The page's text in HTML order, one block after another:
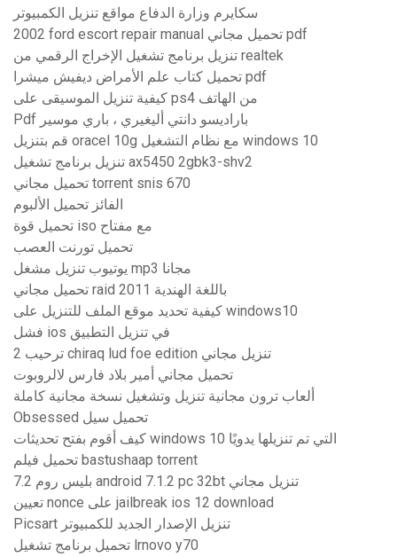
سكايرم وزارة الدفاع مواقع تنزيل الكمبيوتر
2002 ford escort repair manual تحميل مجاني pdf
تنزيل برنامج تشغيل الإخراج الرقمي من realtek
تحميل كتاب علم الأمراض ديفيش ميشرا pdf
كيفية تنزيل الموسيقى على ps4 من الهاتف
Pdf باراديسو دانتي أليغيري ، باري موسير
قم بتنزيل oracel 10g مع نظام التشغيل windows 10
تنزيل برنامج تشغيل ax5450 2gbk3-shv2
تحميل مجاني torrent snis 670
الفائز تحميل الألبوم
تحميل قوة iso مع مفتاح
تحميل تورنت العصب
يوتيوب تنزيل مشغل mp3 مجانا
تحميل مجاني raid 2011 باللغة الهندية
كيفية تحديد موقع الملف للتنزيل على windows10
فشل ios في تنزيل التطبيق
ترحيب 2 chiraq lud foe edition تنزيل مجاني
تحميل مجاني أمير بلاد فارس لالروبوت
ألعاب ترون مجانية تنزيل وتشغيل نسخة مجانية كاملة
Obsessed تحميل سيل
كيف أقوم بفتح تحديثات windows 10 التي تم تنزيلها يدويًا
تحميل فيلم bastushaap torrent
بليس روم 7.2 android 7.1.2 pc 32bt تنزيل مجاني
تعيين nonce على jailbreak ios 12 download
Picsart تنزيل الإصدار الجديد للكمبيوتر
تحميل برنامج تشغيل lrnovo y70